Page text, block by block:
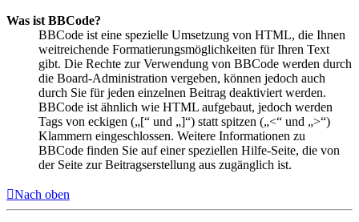
Was ist BBCode?
BBCode ist eine spezielle Umsetzung von HTML, die Ihnen
weitreichende Formatierungsmöglichkeiten für Ihren Text
gibt. Die Rechte zur Verwendung von BBCode werden durch
die Board-Administration vergeben, können jedoch auch
durch Sie für jeden einzelnen Beitrag deaktiviert werden.
BBCode ist ähnlich wie HTML aufgebaut, jedoch werden
Tags von eckigen („[“ und „]“) statt spitzen („<“ und „>“)
Klammern eingeschlossen. Weitere Informationen zu
BBCode finden Sie auf einer speziellen Hilfe-Seite, die von
der Seite zur Beitragserstellung aus zugänglich ist.
Nach oben